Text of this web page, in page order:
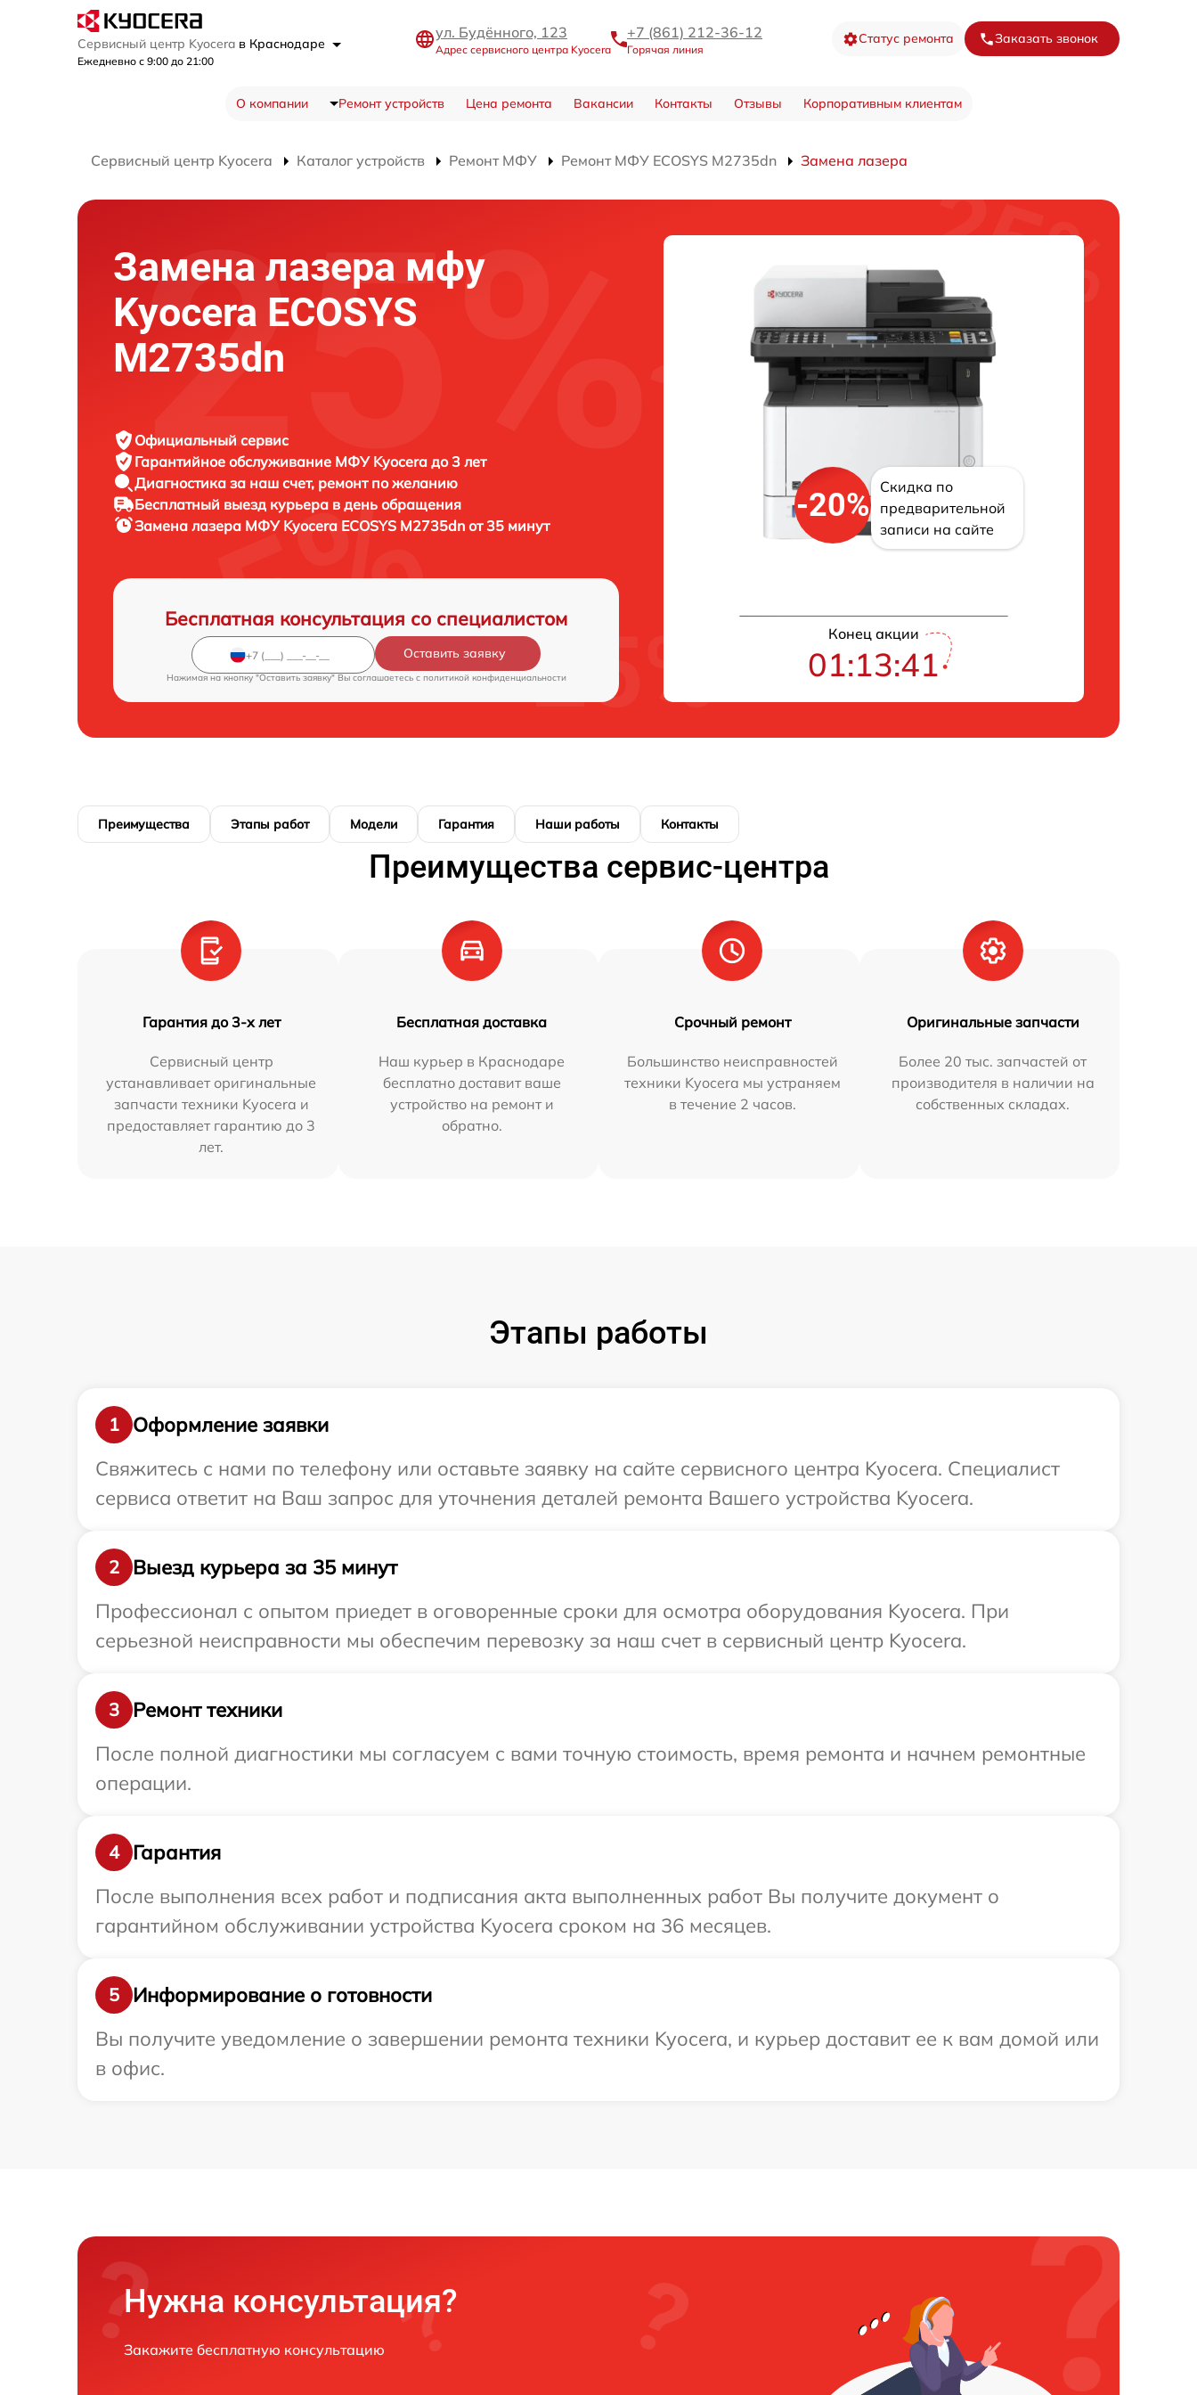
Сервисный центр Kyocera в Краснодаре
Ежедневно с 9:00 до 21:00
ул. Будённого, 123
Адрес сервисного центра Kyocera
+7 (861) 212-36-12
Горячая линия
Статус ремонта Заказать звонок
О компании Ремонт устройств Цена ремонта Вакансии Контакты Отзывы Корпоративным клиентам
Сервисный центр Kyocera Каталог устройств Ремонт МФУ Ремонт МФУ ECOSYS M2735dn Замена лазера
Замена лазера мфу
Kyocera ECOSYS
M2735dn
Официальный сервис
Гарантийное обслуживание МФУ Kyocera до 3 лет
Диагностика за наш счет, ремонт по желанию
Бесплатный выезд курьера в день обращения
Замена лазера МФУ Kyocera ECOSYS M2735dn от 35 минут
Бесплатная консультация со специалистом
Оставить заявку
Нажимая на кнопку "Оставить заявку" Вы соглашаетесь c политикой конфиденциальности
-20%
Скидка по
предварительной
записи на сайте
Конец акции
01:13:40
Преимущества Этапы работ Модели Гарантия Наши работы Контакты
Преимущества сервис-центра
Гарантия до 3-х лет
Сервисный центр
устанавливает оригинальные
запчасти техники Kyocera и
предоставляет гарантию до 3
лет.
Бесплатная доставка
Наш курьер в Краснодаре
бесплатно доставит ваше
устройство на ремонт и
обратно.
Срочный ремонт
Большинство неисправностей
техники Kyocera мы устраняем
в течение 2 часов.
Оригинальные запчасти
Более 20 тыс. запчастей от
производителя в наличии на
собственных складах.
Этапы работы
1
Оформление заявки
Свяжитесь с нами по телефону или оставьте заявку на сайте сервисного центра Kyocera. Специалист
сервиса ответит на Ваш запрос для уточнения деталей ремонта Вашего устройства Kyocera.
2
Выезд курьера за 35 минут
Профессионал с опытом приедет в оговоренные сроки для осмотра оборудования Kyocera. При
серьезной неисправности мы обеспечим перевозку за наш счет в сервисный центр Kyocera.
3
Ремонт техники
После полной диагностики мы согласуем с вами точную стоимость, время ремонта и начнем ремонтные
операции.
4
Гарантия
После выполнения всех работ и подписания акта выполненных работ Вы получите документ о
гарантийном обслуживании устройства Kyocera сроком на 36 месяцев.
5
Информирование о готовности
Вы получите уведомление о завершении ремонта техники Kyocera, и курьер доставит ее к вам домой или
в офис.
Нужна консультация?
Закажите бесплатную консультацию